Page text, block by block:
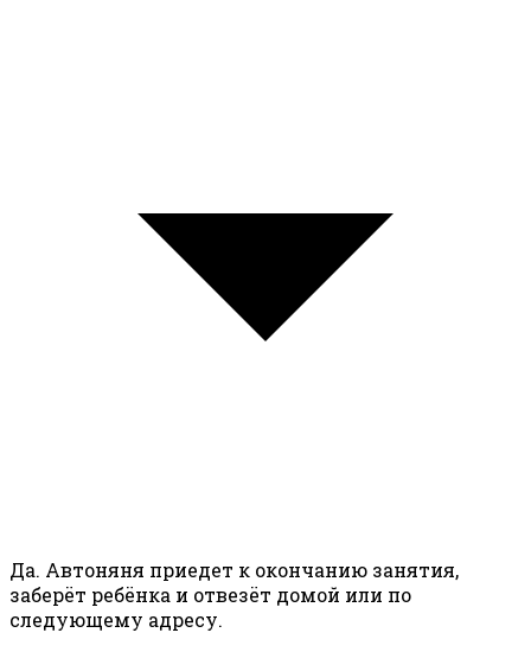
Да. Автоняня приедет к окончанию занятия,
заберёт ребёнка и отвезёт домой или по
следующему адресу.